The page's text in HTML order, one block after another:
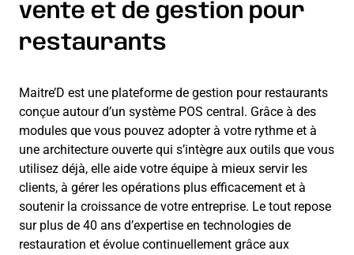
vente et de gestion pour
restaurants
Maitre’D est une plateforme de gestion pour restaurants
conçue autour d’un système POS central. Grâce à des
modules que vous pouvez adopter à votre rythme et à
une architecture ouverte qui s’intègre aux outils que vous
utilisez déjà, elle aide votre équipe à mieux servir les
clients, à gérer les opérations plus efficacement et à
soutenir la croissance de votre entreprise. Le tout repose
sur plus de 40 ans d’expertise en technologies de
restauration et évolue continuellement grâce aux